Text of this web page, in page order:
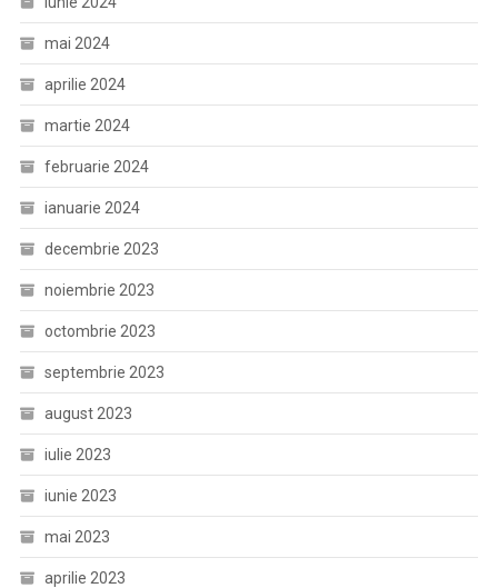
mai 2024
aprilie 2024
martie 2024
februarie 2024
ianuarie 2024
decembrie 2023
noiembrie 2023
octombrie 2023
septembrie 2023
august 2023
iulie 2023
iunie 2023
mai 2023
aprilie 2023